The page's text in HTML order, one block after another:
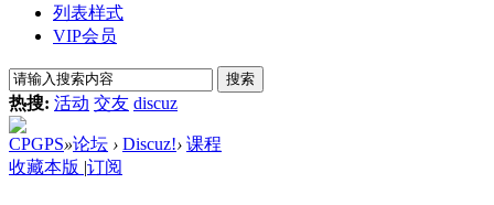
列表样式
VIP会员
搜索
热搜: 活动 交友 discuz
CPGPS»论坛 › Discuz!› 课程
收藏本版 |订阅